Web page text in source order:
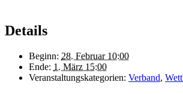
Details
Beginn: 28. Februar 10:00
Ende: 1. März 15:00
Veranstaltungskategorien: Verband,